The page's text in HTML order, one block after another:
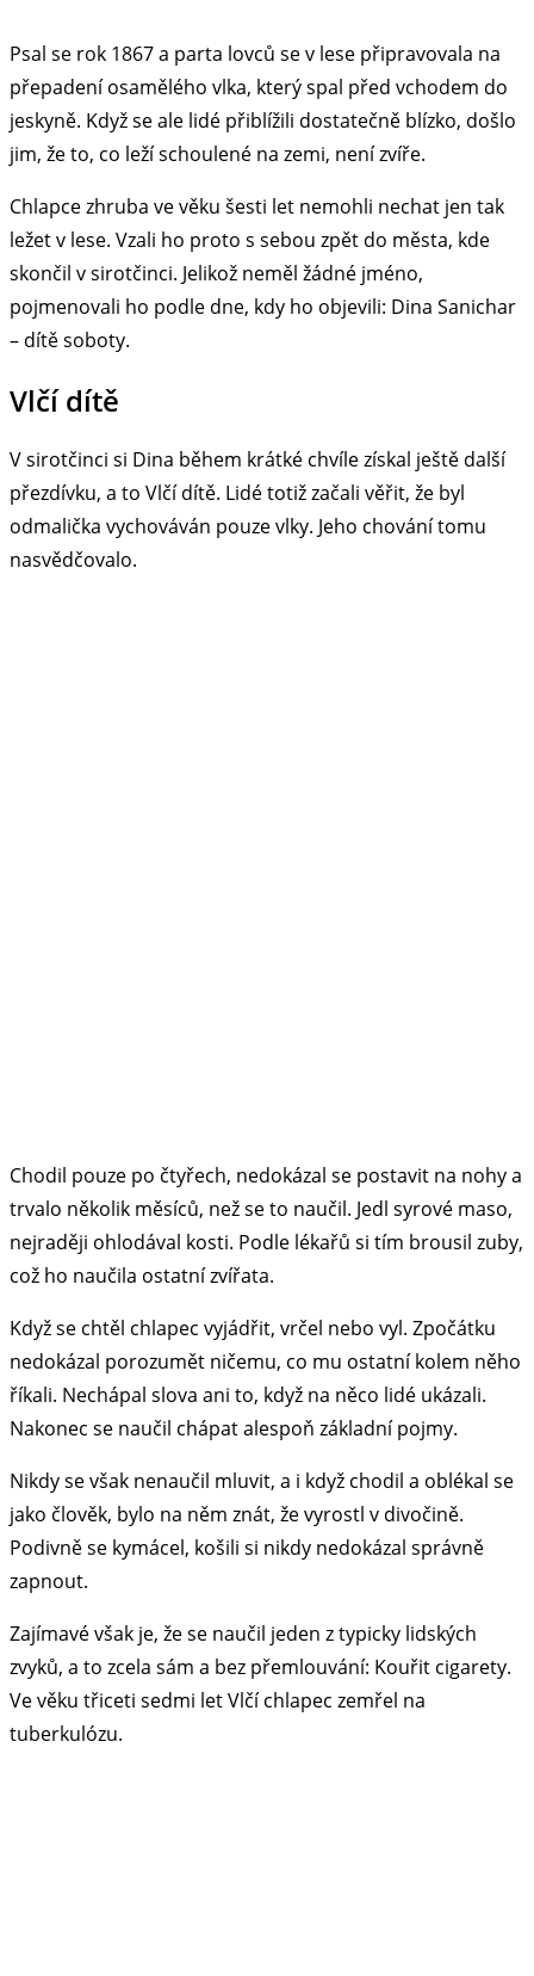
Psal se rok 1867 a parta lovců se v lese připravovala na
přepadení osamělého vlka, který spal před vchodem do
jeskyně. Když se ale lidé přiblížili dostatečně blízko, došlo
jim, že to, co leží schoulené na zemi, není zvíře.
Chlapce zhruba ve věku šesti let nemohli nechat jen tak
ležet v lese. Vzali ho proto s sebou zpět do města, kde
skončil v sirotčinci. Jelikož neměl žádné jméno,
pojmenovali ho podle dne, kdy ho objevili: Dina Sanichar
– dítě soboty.
Vlčí dítě
V sirotčinci si Dina během krátké chvíle získal ještě další
přezdívku, a to Vlčí dítě. Lidé totiž začali věřit, že byl
odmalička vychováván pouze vlky. Jeho chování tomu
nasvědčovalo.
Chodil pouze po čtyřech, nedokázal se postavit na nohy a
trvalo několik měsíců, než se to naučil. Jedl syrové maso,
nejraději ohlodával kosti. Podle lékařů si tím brousil zuby,
což ho naučila ostatní zvířata.
Když se chtěl chlapec vyjádřit, vrčel nebo vyl. Zpočátku
nedokázal porozumět ničemu, co mu ostatní kolem něho
říkali. Nechápal slova ani to, když na něco lidé ukázali.
Nakonec se naučil chápat alespoň základní pojmy.
Nikdy se však nenaučil mluvit, a i když chodil a oblékal se
jako člověk, bylo na něm znát, že vyrostl v divočině.
Podivně se kymácel, košili si nikdy nedokázal správně
zapnout.
Zajímavé však je, že se naučil jeden z typicky lidských
zvyků, a to zcela sám a bez přemlouvání: Kouřit cigarety.
Ve věku třiceti sedmi let Vlčí chlapec zemřel na
tuberkulózu.